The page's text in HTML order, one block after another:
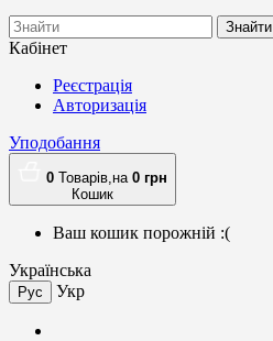
Знайти
Кабінет
Реєстрація
Авторизація
Уподобання
0 Товарів,на 0 грн
Кошик
Ваш кошик порожній :(
Українська
Рус Укр